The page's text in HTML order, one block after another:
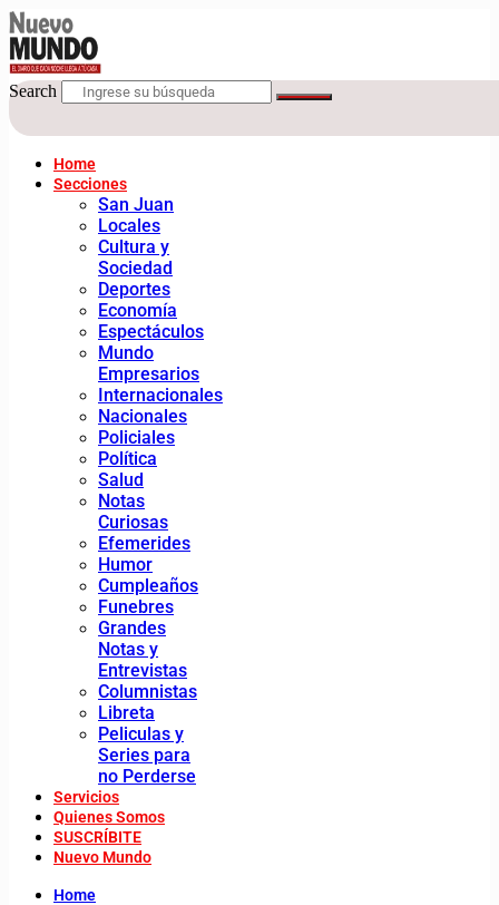
Search
Home
Secciones
San Juan
Locales
Cultura y
Sociedad
Deportes
Economía
Espectáculos
Mundo
Empresarios
Internacionales
Nacionales
Policiales
Política
Salud
Notas
Curiosas
Efemerides
Humor
Cumpleaños
Funebres
Grandes
Notas y
Entrevistas
Columnistas
Libreta
Peliculas y
Series para
no Perderse
Servicios
Quienes Somos
SUSCRÍBITE
Nuevo Mundo
Home